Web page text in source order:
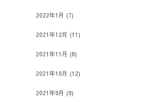
2022年1月 (7)
2021年12月 (11)
2021年11月 (8)
2021年10月 (12)
2021年9月 (9)